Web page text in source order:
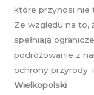
które przynosi nie
Ze względu na to,
spełniają
podróżowanie z
ochrony przyrody. i
Wielkopolski